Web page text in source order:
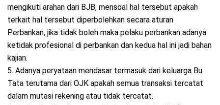
mengikuti arahan dari BJB, mensoal hal tersebut apakah
terkait hal tersebut diperbolehkan secara aturan
Perbankan, jika tidak boleh maka pelaku perbankan adanya
ketidak profesional di perbankan dan kedua hal ini jadi bahan
kajian.
5. Adanya peryataan mendasar termasuk dari keluarga Bu
Tata terutama dari OJK apakah semua transaksi tercatat
dalam mutasi rekening atau tidak tercatat.